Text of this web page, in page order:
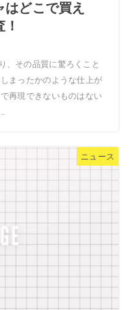
どこで買え
、その品質に驚ろくこと
まったかのような仕上が
再現できないものはない
ニュース